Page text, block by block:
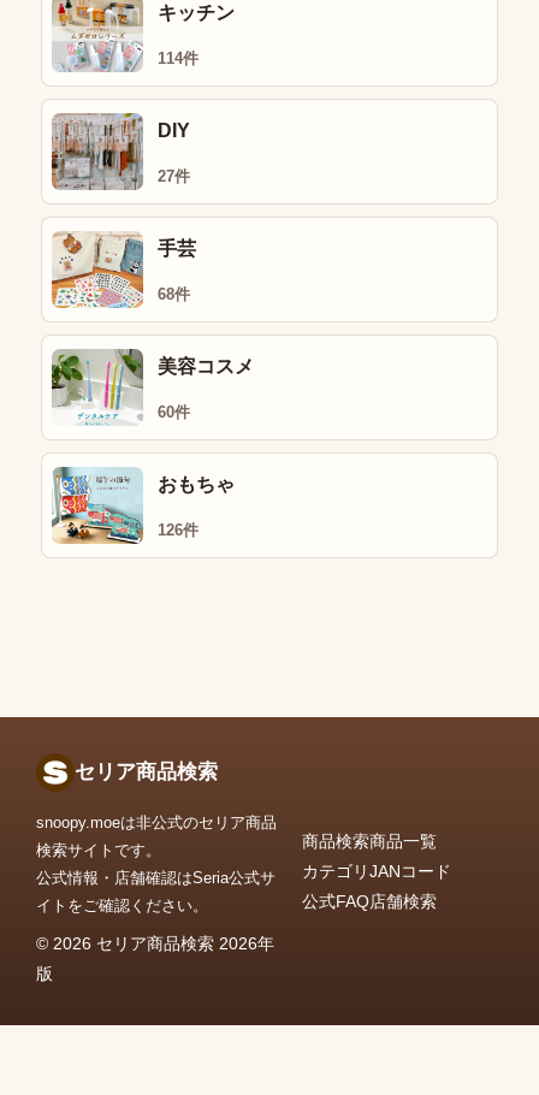
キッチン
114件
DIY
27件
手芸
68件
美容コスメ
60件
おもちゃ
126件
セリア商品検索
snoopy.moeは非公式のセリア商品
検索サイトです。
公式情報・店舗確認はSeria公式サ
イトをご確認ください。
© 2026 セリア商品検索 2026年
版
商品検索商品一覧
カテゴリJANコード
公式FAQ店舗検索